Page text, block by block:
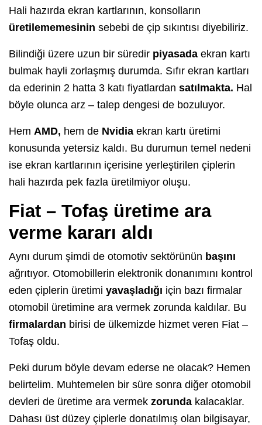
Hali hazırda ekran kartlarının, konsolların
üretilememesinin sebebi de çip sıkıntısı diyebiliriz.
Bilindiği üzere uzun bir süredir piyasada ekran kartı
bulmak hayli zorlaşmış durumda. Sıfır ekran kartları
da ederinin 2 hatta 3 katı fiyatlardan satılmakta. Hal
böyle olunca arz – talep dengesi de bozuluyor.
Hem AMD, hem de Nvidia ekran kartı üretimi
konusunda yetersiz kaldı. Bu durumun temel nedeni
ise ekran kartlarının içerisine yerleştirilen çiplerin
hali hazırda pek fazla üretilmiyor oluşu.
Fiat – Tofaş üretime ara
verme kararı aldı
Aynı durum şimdi de otomotiv sektörünün başını
ağrıtıyor. Otomobillerin elektronik donanımını kontrol
eden çiplerin üretimi yavaşladığı için bazı firmalar
otomobil üretimine ara vermek zorunda kaldılar. Bu
firmalardan birisi de ülkemizde hizmet veren Fiat –
Tofaş oldu.
Peki durum böyle devam ederse ne olacak? Hemen
belirtelim. Muhtemelen bir süre sonra diğer otomobil
devleri de üretime ara vermek zorunda kalacaklar.
Dahası üst düzey çiplerle donatılmış olan bilgisayar,